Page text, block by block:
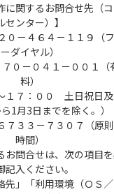
に関するお問合せ先（
センター）】
０－４６４－１１９（
ーダイヤル）
０－０４１－００１（
料）
１７：００ 土日祝日
1月3日までを除く。）
７３３－７３０７（原
時間）
問合せは、次の項目
記入ください。
先」「利用環境（ＯＳ